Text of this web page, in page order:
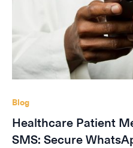
Blog
Healthcare Patient
SMS: Secure